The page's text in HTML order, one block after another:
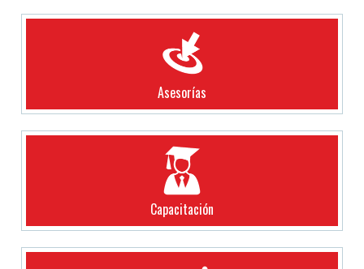
Asesorías
Capacitación